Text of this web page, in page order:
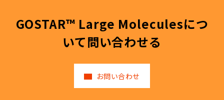
GOSTAR™ Large Moleculesにつ
いて問い合わせる
お問い合わせ